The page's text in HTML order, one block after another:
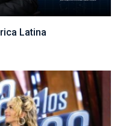
Latina